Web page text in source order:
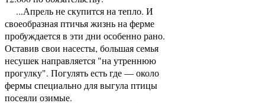
...Апрель не скупится на тепло. И
своеобразная птичья жизнь на ферме
пробуждается в эти дни особенно рано.
Оставив свои насесты, большая семья
несушек направляется "на утреннюю
прогулку". Погулять есть где — около
фермы специально для выгула птицы
посеяли озимые.